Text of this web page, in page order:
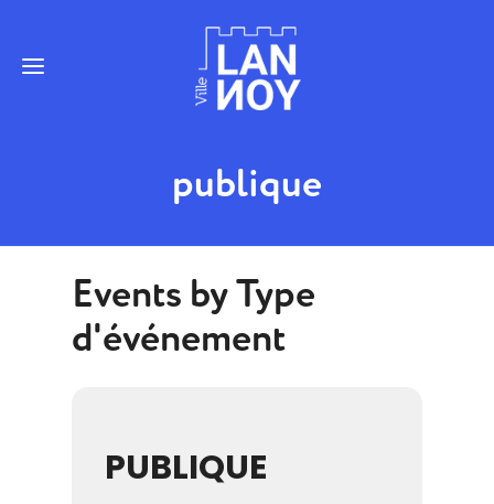
publique
Events by Type
d'événement
PUBLIQUE